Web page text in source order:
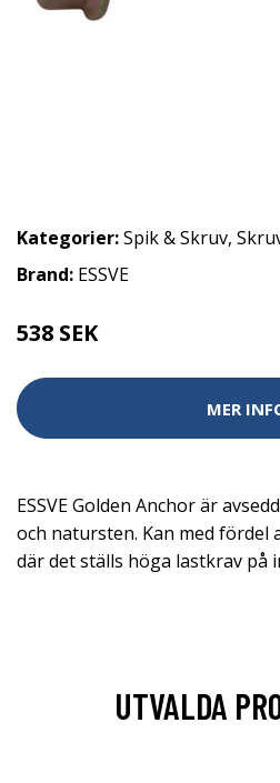
Kategorier:Spik & Skruv,
Brand: ESSVE
538 SEK
MER
ESSVE Golden Anchor är
och natursten. Kan med fördel
där det ställs höga lastkrav på
UTVALDA